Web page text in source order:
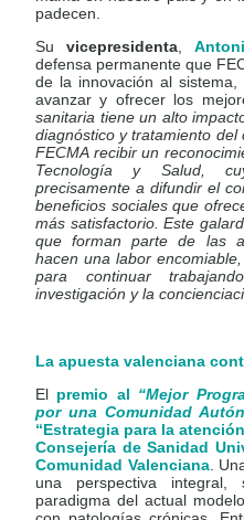
padecen.
Su vicepresidenta,
defensa permanente que
de la innovación al
avanzar y ofrecer los
sanitaria tiene un alto
diagnóstico y tratamiento
FECMA recibir un
Tecnología y Salud,
precisamente a difundir el
beneficios sociales que
más satisfactorio. Este
que forman parte de las
hacen una labor
para continuar
investigación y la
La apuesta valenciana
El premio al “Mejor
por una Comunidad
“Estrategia para la
Consejería de Sanidad
Comunidad Valenciana.
una perspectiva
paradigma del actual